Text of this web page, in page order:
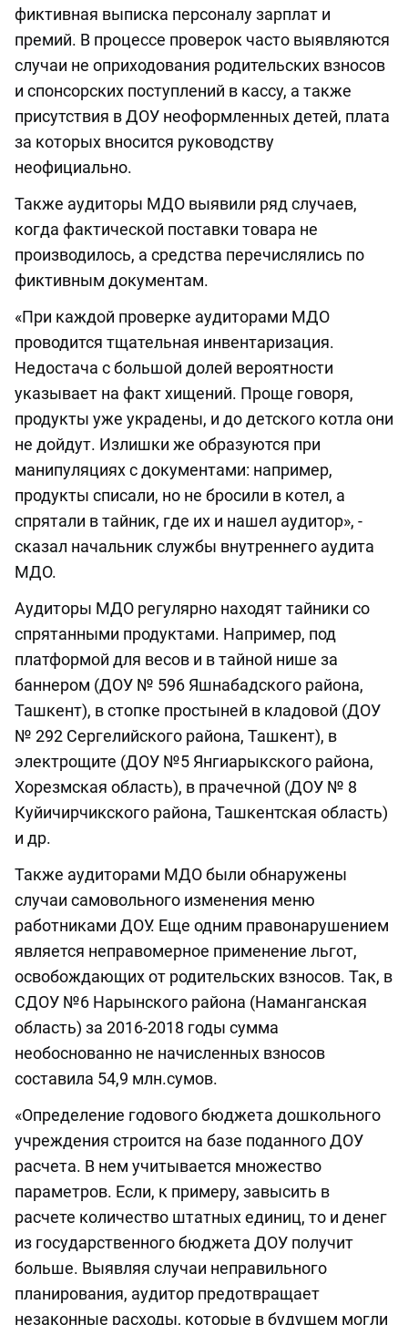
фиктивная выписка персоналу зарплат и
премий. В процессе проверок часто выявляются
случаи не оприходования родительских взносов
и спонсорских поступлений в кассу, а также
присутствия в ДОУ неоформленных детей, плата
за которых вносится руководству
неофициально.
Также аудиторы МДО выявили ряд случаев,
когда фактической поставки товара не
производилось, а средства перечислялись по
фиктивным документам.
«При каждой проверке аудиторами МДО
проводится тщательная инвентаризация.
Недостача с большой долей вероятности
указывает на факт хищений. Проще говоря,
продукты уже украдены, и до детского котла они
не дойдут. Излишки же образуются при
манипуляциях с документами: например,
продукты списали, но не бросили в котел, а
спрятали в тайник, где их и нашел аудитор», -
сказал начальник службы внутреннего аудита
МДО.
Аудиторы МДО регулярно находят тайники со
спрятанными продуктами. Например, под
платформой для весов и в тайной нише за
баннером (ДОУ № 596 Яшнабадского района,
Ташкент), в стопке простыней в кладовой (ДОУ
№ 292 Сергелийского района, Ташкент), в
электрощите (ДОУ №5 Янгиарыкского района,
Хорезмская область), в прачечной (ДОУ № 8
Куйичирчикского района, Ташкентская область)
и др.
Также аудиторами МДО были обнаружены
случаи самовольного изменения меню
работниками ДОУ. Еще одним правонарушением
является неправомерное применение льгот,
освобождающих от родительских взносов. Так, в
СДОУ №6 Нарынского района (Наманганская
область) за 2016-2018 годы сумма
необоснованно не начисленных взносов
составила 54,9 млн.сумов.
«Определение годового бюджета дошкольного
учреждения строится на базе поданного ДОУ
расчета. В нем учитывается множество
параметров. Если, к примеру, завысить в
расчете количество штатных единиц, то и денег
из государственного бюджета ДОУ получит
больше. Выявляя случаи неправильного
планирования, аудитор предотвращает
незаконные расходы, которые в будущем могли